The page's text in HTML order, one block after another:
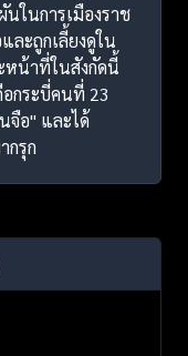
ในการเมืองราช
ละถูกเลี้ยงดูใน
น้าที่ในสังกัดนี้
กระบี่คนที่ 23
จือ" และได้
กรุก